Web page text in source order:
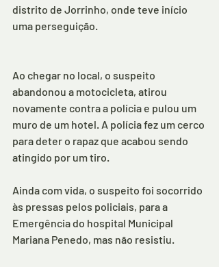
distrito de Jorrinho, onde teve início
uma perseguição.
Ao chegar no local, o suspeito
abandonou a motocicleta, atirou
novamente contra a polícia e pulou um
muro de um hotel. A polícia fez um cerco
para deter o rapaz que acabou sendo
atingido por um tiro.
Ainda com vida, o suspeito foi socorrido
às pressas pelos policiais, para a
Emergência do hospital Municipal
Mariana Penedo, mas não resistiu.